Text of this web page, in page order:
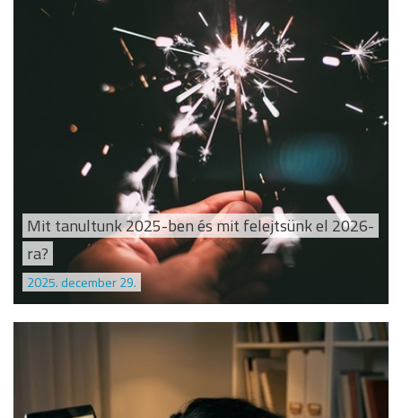
Mit tanultunk 2025-ben és mit felejtsünk el 2026-
ra?
2025. december 29.